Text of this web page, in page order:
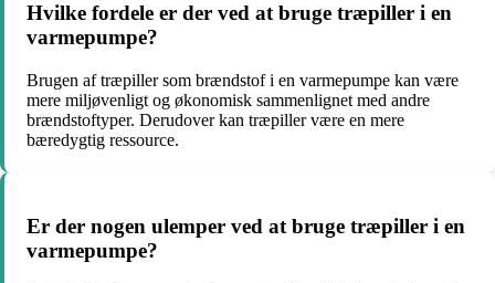
Hvilke fordele er der ved at bruge træpiller i en
varmepumpe?
Brugen af træpiller som brændstof i en varmepumpe kan være
mere miljøvenligt og økonomisk sammenlignet med andre
brændstoftyper. Derudover kan træpiller være en mere
bæredygtig ressource.
Er der nogen ulemper ved at bruge træpiller i en
varmepumpe?